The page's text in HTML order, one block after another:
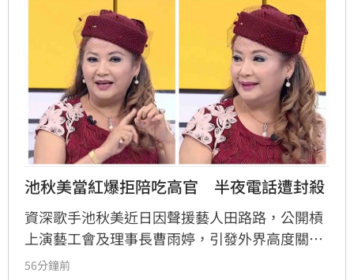
池秋美當紅爆拒陪吃高官　半夜電話遭封殺
資深歌手池秋美近日因聲援藝人田路路，公開槓
上演藝工會及理事長曹雨婷，引發外界高度關
注。池秋美過去曾以《小風帆》一曲紅遍大街小
56分鐘前